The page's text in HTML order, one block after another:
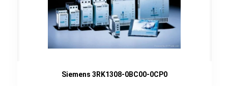
Siemens 3RK1308-0BC00-0CP0